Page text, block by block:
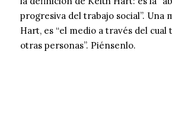
progresiva del trabajo social”. Una
Hart, es “el medio a través del cual
otras personas”. Piénsenlo.